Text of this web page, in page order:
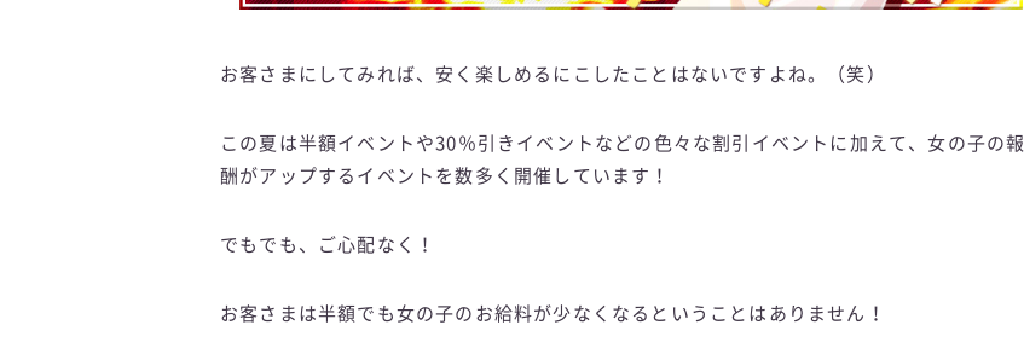
お客さまにしてみれば、安く楽しめるにこしたことはないですよね。（笑）
この夏は半額イベントや30％引きイベントなどの色々な割引イベントに加えて、女の子の報
酬がアップするイベントを数多く開催しています！
でもでも、ご心配なく！
お客さまは半額でも女の子のお給料が少なくなるということはありません！